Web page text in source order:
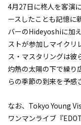
4月27日に柊人を客演
ースしたことも記憶
バーのHideyoshiに加
ストが参加しマイクリ
ス・マスタリングは彼
灼熱の太陽の下で繰り
らの季節の到来を予感
なお、Tokyo Young
ワンマンライブ『